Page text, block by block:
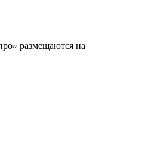
размещаются на